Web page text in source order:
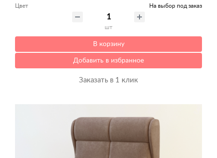
Цвет
На выбор под заказ
шт
В корзину
Добавить в избранное
Заказать в 1 клик